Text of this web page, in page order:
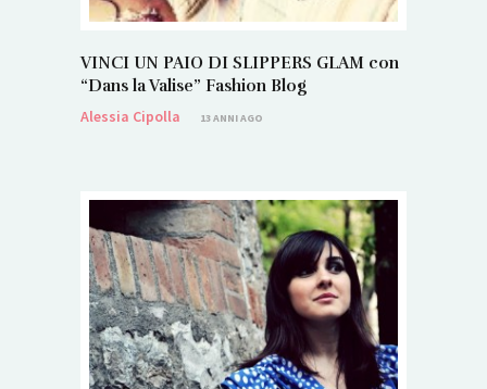
VINCI UN PAIO DI SLIPPERS GLAM con
“Dans la Valise” Fashion Blog
Alessia Cipolla
13 ANNI AGO